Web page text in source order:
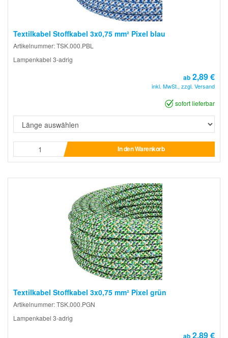
Textilkabel Stoffkabel 3x0,75 mm² Pixel blau
Artikelnummer: TSK.000.PBL
Lampenkabel 3-adrig
ab 2,89 €
inkl. MwSt., zzgl. Versand
sofort lieferbar
In den Warenkorb
Textilkabel Stoffkabel 3x0,75 mm² Pixel grün
Artikelnummer: TSK.000.PGN
Lampenkabel 3-adrig
ab 2,89 €